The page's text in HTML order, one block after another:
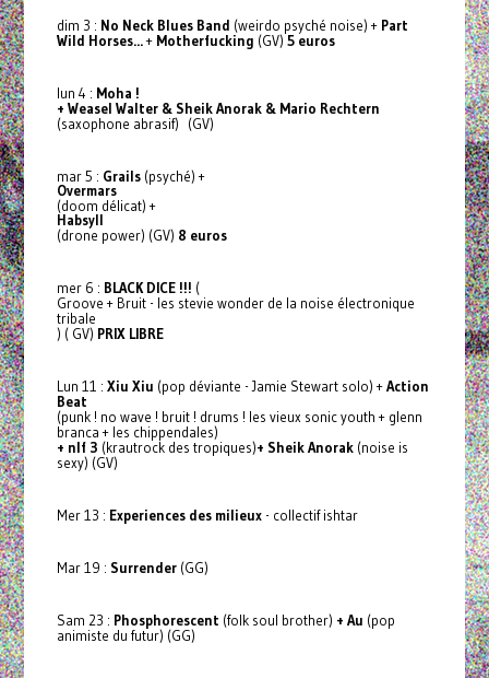
dim 3 : No Neck Blues Band (weirdo psyché noise) + Part
Wild Horses...+ Motherfucking (GV) 5 euros
lun 4 : Moha !
+ Weasel Walter & Sheik Anorak & Mario Rechtern
(saxophone abrasif) (GV)
mar 5 : Grails(psyché) +
Overmars
(doom délicat) +
Habsyll
(drone power) (GV) 8 euros
mer 6 : BLACK DICE !!! (
Groove + Bruit - les stevie wonder de la noise électronique
tribale
) ( GV) PRIX LIBRE
Lun 11 : Xiu Xiu (pop déviante - Jamie Stewart solo) +Action
Beat
(punk ! no wave ! bruit ! drums ! les vieux sonic youth + glenn
branca + les chippendales)
+ nlf 3 (krautrock des tropiques)+ Sheik Anorak(noise is
sexy) (GV)
Mer 13 : Experiences des milieux- collectif ishtar
Mar 19 : Surrender(GG)
Sam 23 : Phosphorescent (folk soul brother) + Au (pop
animiste du futur) (GG)